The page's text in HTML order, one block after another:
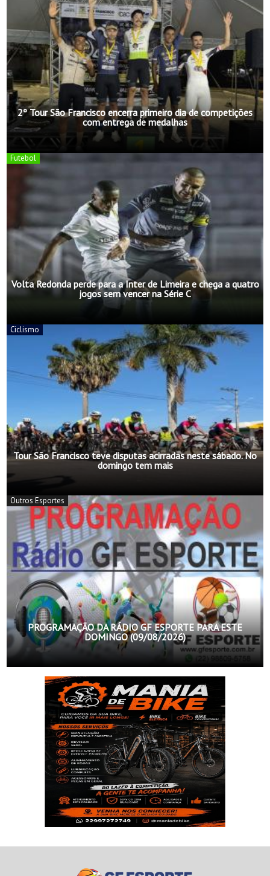
2º Tour São Francisco encerra primeiro dia de competições
com entrega de medalhas
Futebol
Volta Redonda perde para a Inter de Limeira e chega a quatro
jogos sem vencer na Série C
Ciclismo
Tour São Francisco teve disputas acirradas neste sábado. No
domingo tem mais
Outros Esportes
PROGRAMAÇÃO DA RÁDIO GF ESPORTE PARA ESTE
DOMINGO (09/08/2026)